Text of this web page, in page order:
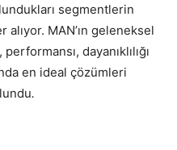
segmentlerin
alıyor. MAN’ın geleneksel
dayanıklılığı
en ideal çözümleri
.